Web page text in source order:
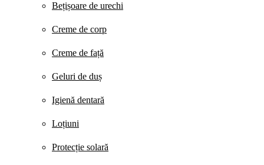
Bețișoare de urechi
Creme de corp
Creme de față
Geluri de duș
Igienă dentară
Loțiuni
Protecție solară